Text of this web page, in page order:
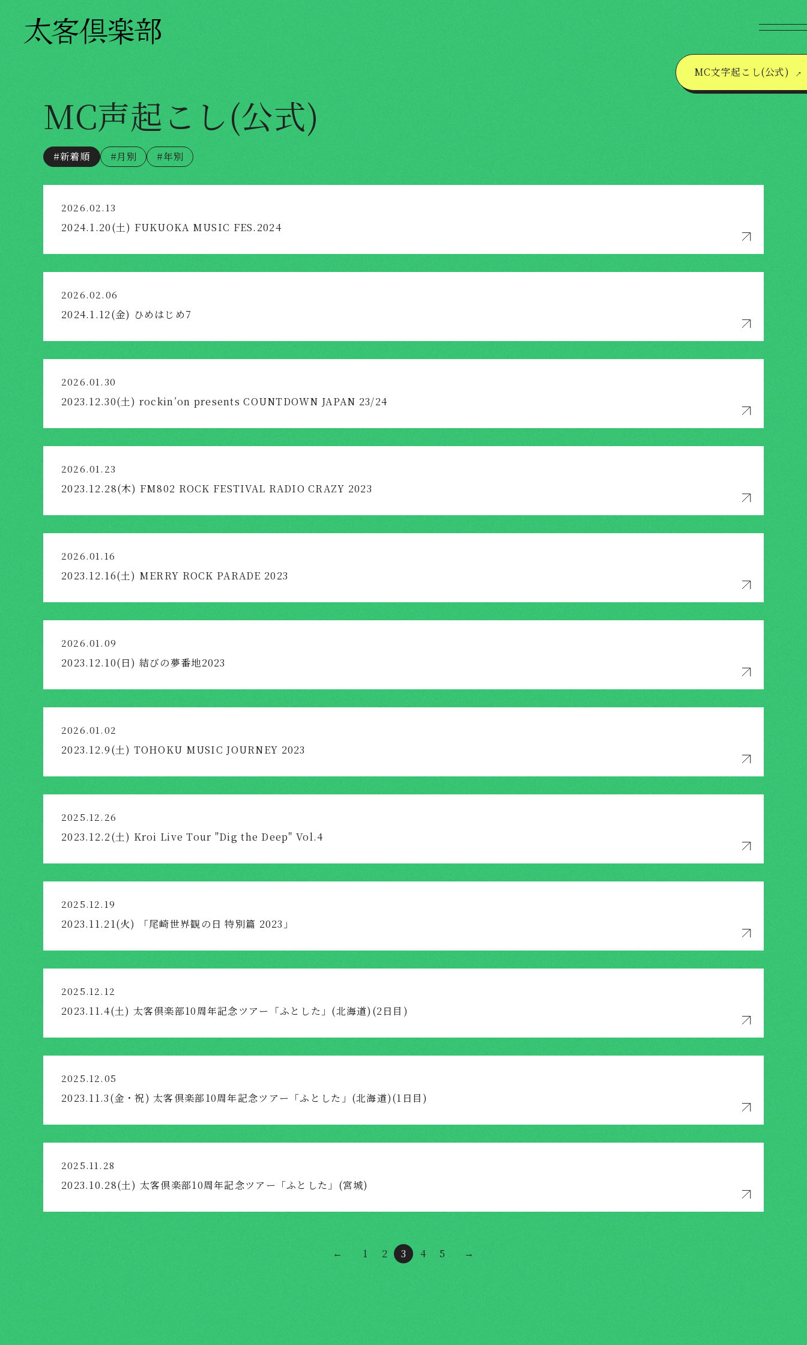
MC文字起こし(公式) →
MC声起こし(公式)
#新着順 #月別 #年別
2026.02.13
2024.1.20(土) FUKUOKA MUSIC FES.2024
2026.02.06
2024.1.12(金) ひめはじめ7
2026.01.30
2023.12.30(土) rockin’on presents COUNTDOWN JAPAN 23/24
2026.01.23
2023.12.28(木) FM802 ROCK FESTIVAL RADIO CRAZY 2023
2026.01.16
2023.12.16(土) MERRY ROCK PARADE 2023
2026.01.09
2023.12.10(日) 結びの夢番地2023
2026.01.02
2023.12.9(土) TOHOKU MUSIC JOURNEY 2023
2025.12.26
2023.12.2(土) Kroi Live Tour "Dig the Deep" Vol.4
2025.12.19
2023.11.21(火) 「尾崎世界観の日 特別篇 2023」
2025.12.12
2023.11.4(土) 太客倶楽部10周年記念ツアー「ふとした」(北海道)(2日目)
2025.12.05
2023.11.3(金・祝) 太客倶楽部10周年記念ツアー「ふとした」(北海道)(1日目)
2025.11.28
2023.10.28(土) 太客倶楽部10周年記念ツアー「ふとした」(宮城)
← 1 2 3 4 5 →